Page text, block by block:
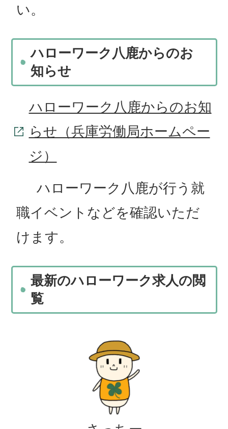
い。
ハローワーク八鹿からのお
知らせ
ハローワーク八鹿からのお知
らせ（兵庫労働局ホームペー
ジ）
ハローワーク八鹿が行う就
職イベントなどを確認いただ
けます。
最新のハローワーク求人の閲
覧